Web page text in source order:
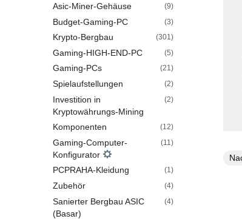
Asic-Miner-Gehäuse (9)
Budget-Gaming-PC (3)
Krypto-Bergbau (301)
Gaming-HIGH-END-PC (5)
Gaming-PCs (21)
Spielaufstellungen (2)
Investition in
Kryptowährungs-Mining
(2)
Komponenten (12)
Gaming-Computer-
Konfigurator
(11)
PCPRAHA-Kleidung (1)
Zubehör (4)
Sanierter Bergbau ASIC
(Basar)
(4)